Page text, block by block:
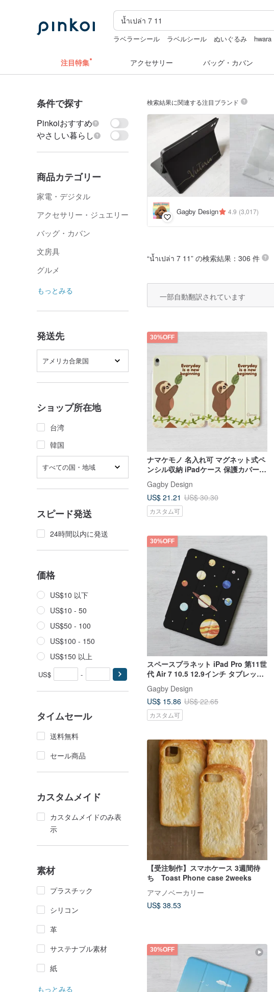
ラベラーシール ラベルシール ぬいぐるみ hwara
注目特集 アクセサリー バッグ・カバン
条件で探す
Pinkoiおすすめ
やさしい暮らし
商品カテゴリー
家電・デジタル
アクセサリー・ジュエリー
バッグ・カバン
文房具
グルメ
もっとみる
発送先
アメリカ合衆国
ショップ所在地
台湾
韓国
すべての国・地域
スピード発送
24時間以内に発送
価格
US$10 以下
US$10 - 50
US$50 - 100
US$100 - 150
US$150 以上
US$ -
タイムセール
送料無料
セール商品
カスタムメイド
カスタムメイドのみ表
示
素材
プラスチック
シリコン
革
サステナブル素材
紙
もっとみる
検索結果に関連する注目ブランド
Gagby Design 4.9 (3,017)
“น้ำเปล่า 7 11” の検索結果：306 件
一部自動翻訳されています
30%OFF
ナマケモノ 名入れ可 マグネット式ペ
ンシル収納 iPadケース 保護カバー
Pro 13 Air 7 11世代 12.9
Gagby Design
US$ 21.21 US$ 30.30
カスタム可
30%OFF
スペースプラネット iPad Pro 第11世
代 Air 7 10.5 12.9インチ タブレット
Gagby Design
US$ 15.86 US$ 22.65
カスタム可
【受注制作】スマホケース 3週間待
ち Toast Phone case 2weeks
アマノベーカリー
US$ 38.53
30%OFF